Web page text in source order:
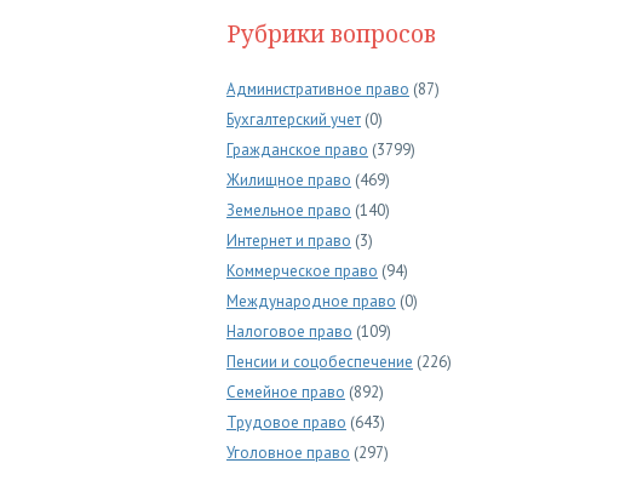
Рубрики вопросов
Административное право (87)
Бухгалтерский учет (0)
Гражданское право (3799)
Жилищное право (469)
Земельное право (140)
Интернет и право (3)
Коммерческое право (94)
Международное право (0)
Налоговое право (109)
Пенсии и соцобеспечение (226)
Семейное право (892)
Трудовое право (643)
Уголовное право (297)